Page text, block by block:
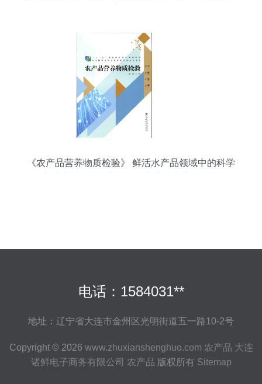
《农产品营养物质检验》 鲜活水产品领域中的科学
电话：1584031**
地址：辽宁省大连市金州区光明街道五一路10-2号
Copyright © 2026 www.zhuxianshenghuo.com 农产品 大连
诸鲜电子商务有限公司 农产品 版权所有 Sitemap